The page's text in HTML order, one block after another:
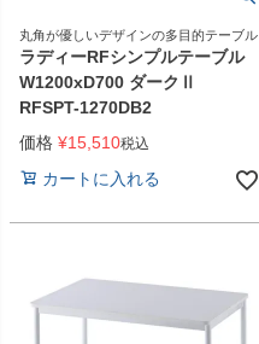
丸角が優しいデザインの多目的テーブル
ラディーRFシンプルテーブル
W1200xD700 ダークⅡ
RFSPT-1270DB2
価格 ¥15,510税込
カートに入れる